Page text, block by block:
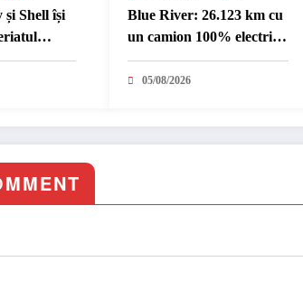
Shell își
Blue River: 26.123 km cu
un camion 100% electric
în transport internațional
05/08/2026